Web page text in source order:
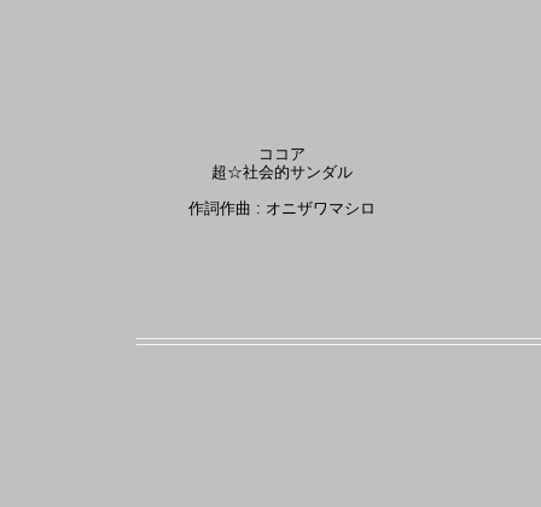
ココア
超☆社会的サンダル
作詞作曲 : オニザワマシロ